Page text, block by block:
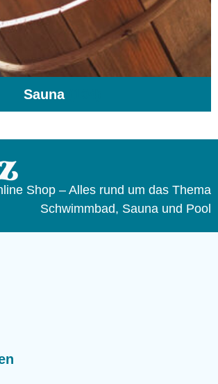
Sauna
Shop – Alles rund um das Thema
Schwimmbad, Sauna und Pool